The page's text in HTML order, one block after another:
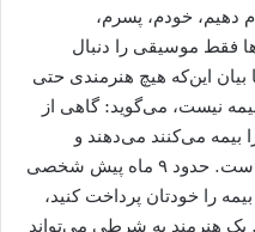
دهیم، خودم، پسرم،
فقط موسیقی را دنبال
این‌که هیچ هنرمندی حتی
نیست، می‌گوید: گاهی از
بیمه می‌کنند می‌دهند و
می‌روند، اما تا کنون اتفاقی نیفتاده است. حدود ۹ ماه پیش شخصی
درصد از حق بیمه را خودتان پرداخت کنید،
یک هنرمند به شرطی می‌تواند